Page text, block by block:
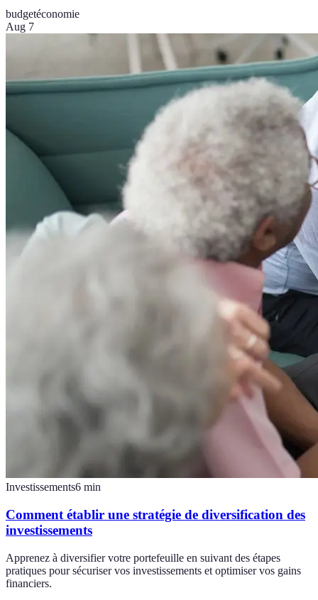
budgetéconomie
Aug 7
Investissements6 min
Comment établir une stratégie de diversification des
investissements
Apprenez à diversifier votre portefeuille en suivant des étapes
pratiques pour sécuriser vos investissements et optimiser vos gains
financiers.